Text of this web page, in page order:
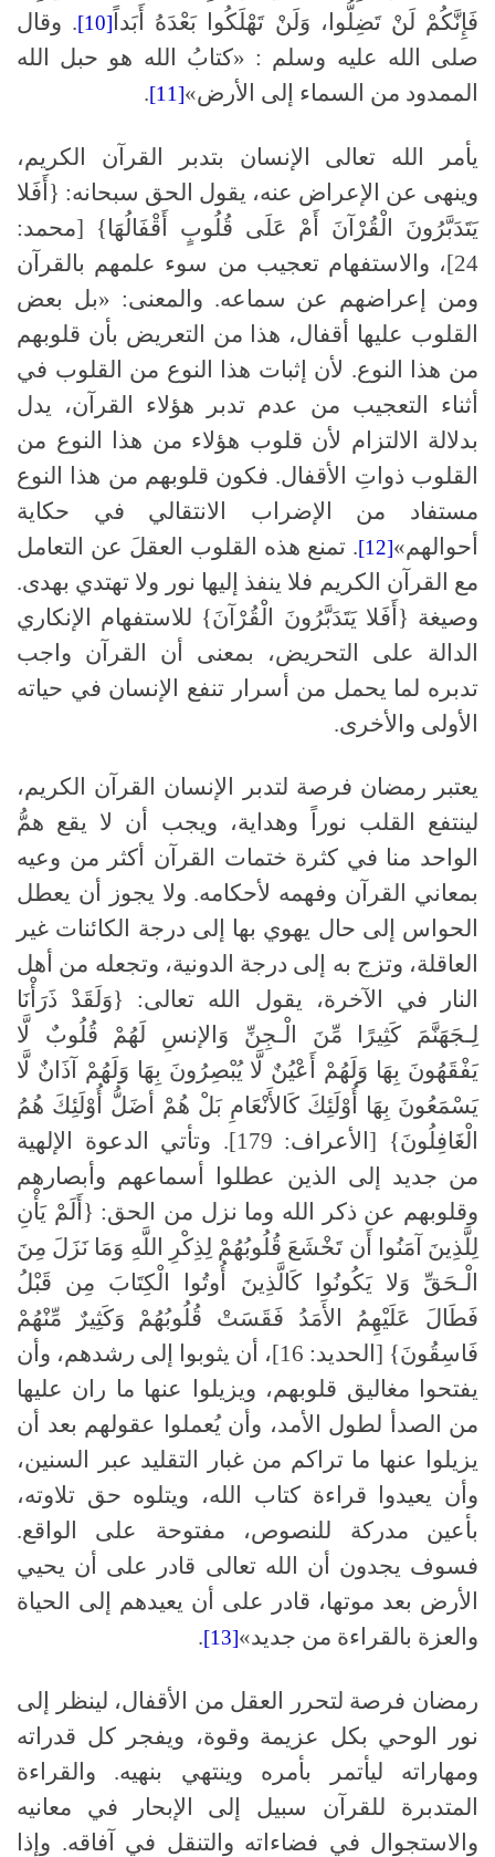
فَإِنَّكُمْ لَنْ تَضِلُّوا، وَلَنْ تَهْلَكُوا بَعْدَهُ أَبَداً [10]
. وقال
صلى الله عليه وسلم : «كتابُ الله هو حبل الله
الممدود من السماء إلى الأرض»[11]
.
يأمر الله تعالى الإنسان بتدبر القرآن الكريم،
وينهى عن الإعراض عنه، يقول الحق سبحانه: {أَفَلا
يَتَدَبَّرُونَ الْقُرْآنَ أَمْ عَلَى قُلُوبٍ أَقْفَالُهَا} [محمد:
24]، والاستفهام تعجيب من سوء علمهم بالقرآن
ومن إعراضهم عن سماعه. والمعنى: «بل بعض
القلوب عليها أقفال، هذا من التعريض بأن قلوبهم
من هذا النوع. لأن إثبات هذا النوع من القلوب في
أثناء التعجيب من عدم تدبر هؤلاء القرآن، يدل
بدلالة الالتزام لأن قلوب هؤلاء من هذا النوع من
القلوب ذواتِ الأقفال. فكون قلوبهم من هذا النوع
مستفاد من الإضراب الانتقالي في حكاية
أحوالهم»[12]
. تمنع هذه القلوب العقلَ عن التعامل
مع القرآن الكريم فلا ينفذ إليها نور ولا تهتدي بهدى.
وصيغة {أَفَلا يَتَدَبَّرُونَ الْقُرْآنَ} للاستفهام الإنكاري
الدالة على التحريض، بمعنى أن القرآن واجب
تدبره لما يحمل من أسرار تنفع الإنسان في حياته
الأولى والأخرى.
يعتبر رمضان فرصة لتدبر الإنسان القرآن الكريم،
لينتفع القلب نوراً وهداية، ويجب أن لا يقع همُّ
الواحد منا في كثرة ختمات القرآن أكثر من وعيه
بمعاني القرآن وفهمه لأحكامه. ولا يجوز أن يعطل
الحواس إلى حال يهوي بها إلى درجة الكائنات غير
العاقلة، وتزج به إلى درجة الدونية، وتجعله من أهل
النار في الآخرة، يقول الله تعالى: {وَلَقَدْ ذَرَأْنَا
لِـجَهَنَّمَ كَثِيرًا مِّنَ الْـجِنِّ وَالإنسِ لَهُمْ قُلُوبٌ لَّا
يَفْقَهُونَ بِهَا وَلَهُمْ أَعْيُنٌ لَّا يُبْصِرُونَ بِهَا وَلَهُمْ آذَانٌ لَّا
يَسْمَعُونَ بِهَا أُوْلَئِكَ كَالأَنْعَامِ بَلْ هُمْ أضَلُّ أُوْلَئِكَ هُمُ
الْغَافِلُونَ} [الأعراف: 179]. وتأتي الدعوة الإلهية
من جديد إلى الذين عطلوا أسماعهم وأبصارهم
وقلوبهم عن ذكر الله وما نزل من الحق: {أَلَمْ يَأْنِ
لِلَّذِينَ آمَنُوا أَن تَخْشَعَ قُلُوبُهُمْ لِذِكْرِ اللَّهِ وَمَا نَزَلَ مِنَ
الْـحَقِّ وَلا يَكُونُوا كَالَّذِينَ أُوتُوا الْكِتَابَ مِن قَبْلُ
فَطَالَ عَلَيْهِمُ الأَمَدُ فَقَسَتْ قُلُوبُهُمْ وَكَثِيرٌ مِّنْهُمْ
فَاسِقُونَ} [الحديد: 16]، أن يثوبوا إلى رشدهم، وأن
يفتحوا مغاليق قلوبهم، ويزيلوا عنها ما ران عليها
من الصدأ لطول الأمد، وأن يُعملوا عقولهم بعد أن
يزيلوا عنها ما تراكم من غبار التقليد عبر السنين،
وأن يعيدوا قراءة كتاب الله، ويتلوه حق تلاوته،
بأعين مدركة للنصوص، مفتوحة على الواقع.
فسوف يجدون أن الله تعالى قادر على أن يحيي
الأرض بعد موتها، قادر على أن يعيدهم إلى الحياة
والعزة بالقراءة من جديد»[13]
.
رمضان فرصة لتحرر العقل من الأقفال، لينظر إلى
نور الوحي بكل عزيمة وقوة، ويفجر كل قدراته
ومهاراته ليأتمر بأمره وينتهي بنهيه. والقراءة
المتدبرة للقرآن سبيل إلى الإبحار في معانيه
والاستجوال في فضاءاته والتنقل في آفاقه. وإذا